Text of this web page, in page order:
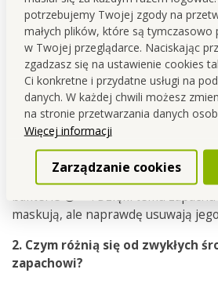
potrzebujemy Twojej zgody na
małych plików, które są tymczasowo
w Twojej przeglądarce. Naciskając
zgadzasz się na ustawienie cookies
Ci konkretne i przydatne usługi na
danych. W każdej chwili możesz
na stronie przetwarzania danych
Więcej informacji
Zarządzanie cookies
FAQ – najczęstsze pytania o lini
probiotykami
1. Jak działająprobiotyki w
Wyobraź sobie probiotyki jako
które pracują dla Ciebie. Po aplikacji
na powierzchni i zaczynają
oraz nieprzyjemne zapachy, które
bakterie 😈🦠”. Dzięki temu
maskują, ale naprawdę usuwają
2. Czym różnią się od zwykłych ś
zapachowi?